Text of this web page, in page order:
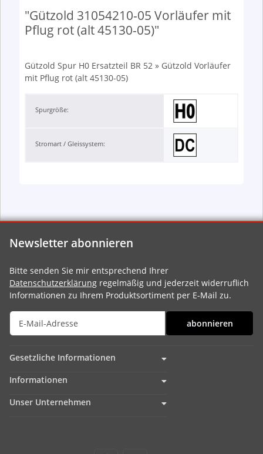
"Gützold 31054210-05 Vorläufer mit
Pflug rot (alt 45130-05)"
Gützold Spur H0 Ersatzteil BR 52 » Gützold Vorläufer
mit Pflug rot (alt 45130-05)
Spurgröße:
Stromart / Gleissystem:
Newsletter abonnieren
Bitte senden Sie mir entsprechend Ihrer
Datenschutzerklärung regelmäßig und jederzeit widerruflich
Informationen zu Ihrem Produktsortiment per E-Mail zu.
abonnieren
Gesetzliche Informationen
Informationen
Unser Unternehmen